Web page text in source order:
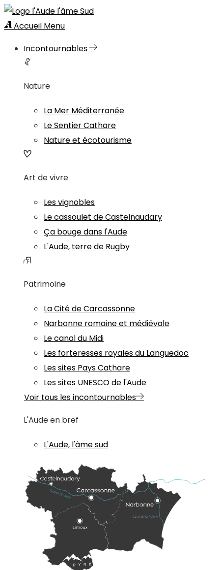
Accueil Menu
Incontournables
Nature
La Mer Méditerranée
Le Sentier Cathare
Nature et écotourisme
Art de vivre
Les vignobles
Le cassoulet de Castelnaudary
Ça bouge dans l'Aude
L'Aude, terre de Rugby
Patrimoine
La Cité de Carcassonne
Narbonne romaine et médiévale
Le canal du Midi
Les forteresses royales du Languedoc
Les sites Pays Cathare
Les sites UNESCO de l'Aude
Voir tous les incontournables
L'Aude en bref
L'Aude, l'âme sud